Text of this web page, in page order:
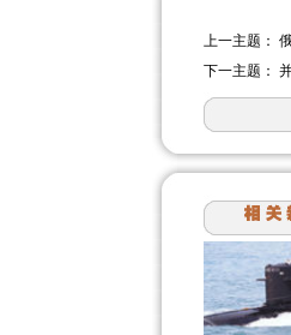
上一主题：
下一主题：